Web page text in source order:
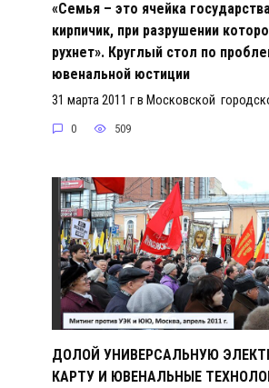
«Семья – это ячейка
кирпичик, при разрушении
рухнет». Круглый стол по
ювенальной юстиции
31 марта 2011 г в Московской
0 509
ДОЛОЙ УНИВЕРСАЛЬНУЮ
КАРТУ И ЮВЕНАЛЬНЫЕ